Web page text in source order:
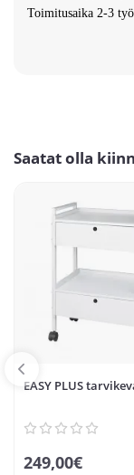
Toimitusaika 2-3
Saatat olla
EASY PLUS
249,00€